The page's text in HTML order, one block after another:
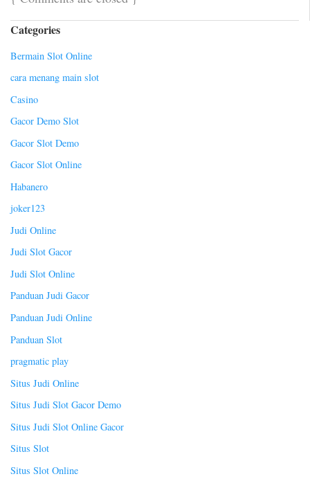
Categories
Bermain Slot Online
cara menang main slot
Casino
Gacor Demo Slot
Gacor Slot Demo
Gacor Slot Online
Habanero
joker123
Judi Online
Judi Slot Gacor
Judi Slot Online
Panduan Judi Gacor
Panduan Judi Online
Panduan Slot
pragmatic play
Situs Judi Online
Situs Judi Slot Gacor Demo
Situs Judi Slot Online Gacor
Situs Slot
Situs Slot Online